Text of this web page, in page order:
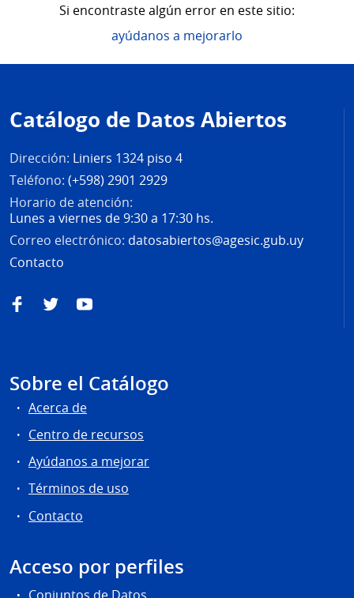
Si encontraste algún error en este sitio:
ayúdanos a mejorarlo
de
página
Catálogo de Datos Abiertos
Dirección: Liniers 1324 piso 4
Teléfono: (+598) 2901 2929
Horario de atención:
Lunes a viernes de 9:30 a 17:30 hs.
Correo electrónico: datosabiertos@agesic.gub.uy
Contacto
FacebookTwitterYouTube
Sobre el Catálogo
Acerca de
Centro de recursos
Ayúdanos a mejorar
Términos de uso
Contacto
Acceso por perfiles